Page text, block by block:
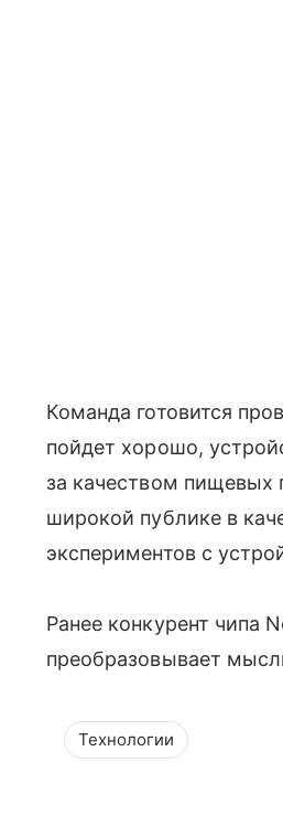
Команда готовится
пойдет хорошо,
за качеством пищевых
широкой публике в
экспериментов с
Ранее конкурент чипа
преобразовывает
Технологии